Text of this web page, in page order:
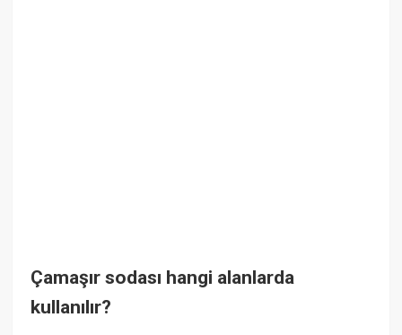
Çamaşır sodası hangi alanlarda
kullanılır?